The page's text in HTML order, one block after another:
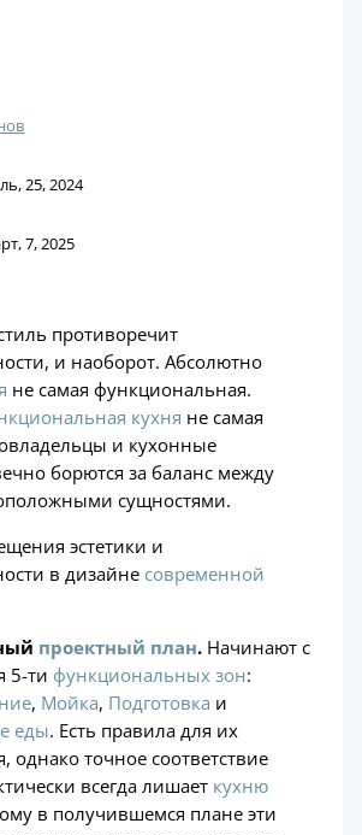
25, 2024
7, 2025
противоречит
и наоборот. Абсолютно
не самая функциональная.
кухня не самая
и кухонные
борются за баланс между
сущностями.
эстетики и
в дизайне современной
проектный план. Начинают с
5-ти функциональных зон:
, Мойка, Подготовка и
еды. Есть правила для их
однако точное соответствие
всегда лишает кухню
в получившемся плане эти